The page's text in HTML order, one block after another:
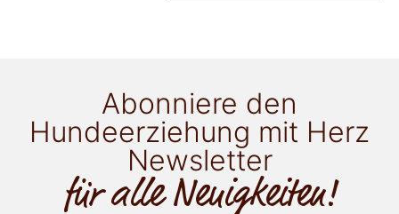
Abonniere den
Hundeerziehung mit Herz
Newsletter
für alle Neuigkeiten!